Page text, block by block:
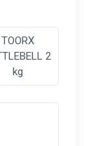
TOORX
2
kg